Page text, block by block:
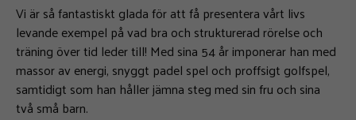
Vi är så fantastiskt glada för att få presentera vårt livs
levande exempel på vad bra och strukturerad rörelse och
träning över tid leder till! Med sina 54 år imponerar han med
massor av energi, snyggt padel spel och proffsigt golfspel,
samtidigt som han håller jämna steg med sin fru och sina
två små barn.